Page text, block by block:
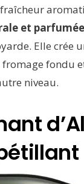
fraîcheur
et parfumée
Elle crée
fondu
niveau.